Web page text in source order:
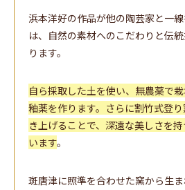
浜本洋好の作品が他の陶芸家と一
は、自然の素材へのこだわりと伝
ります。
自ら採取した土を使い、無農薬で
釉薬を作ります。さらに割竹式登
き上げることで、深遠な美しさを
います。
斑唐津に照準を合わせた窯から生